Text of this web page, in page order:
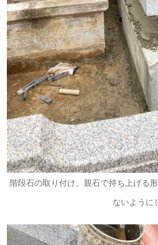
階段石の取り付け。親石で持ち上げる
ないように